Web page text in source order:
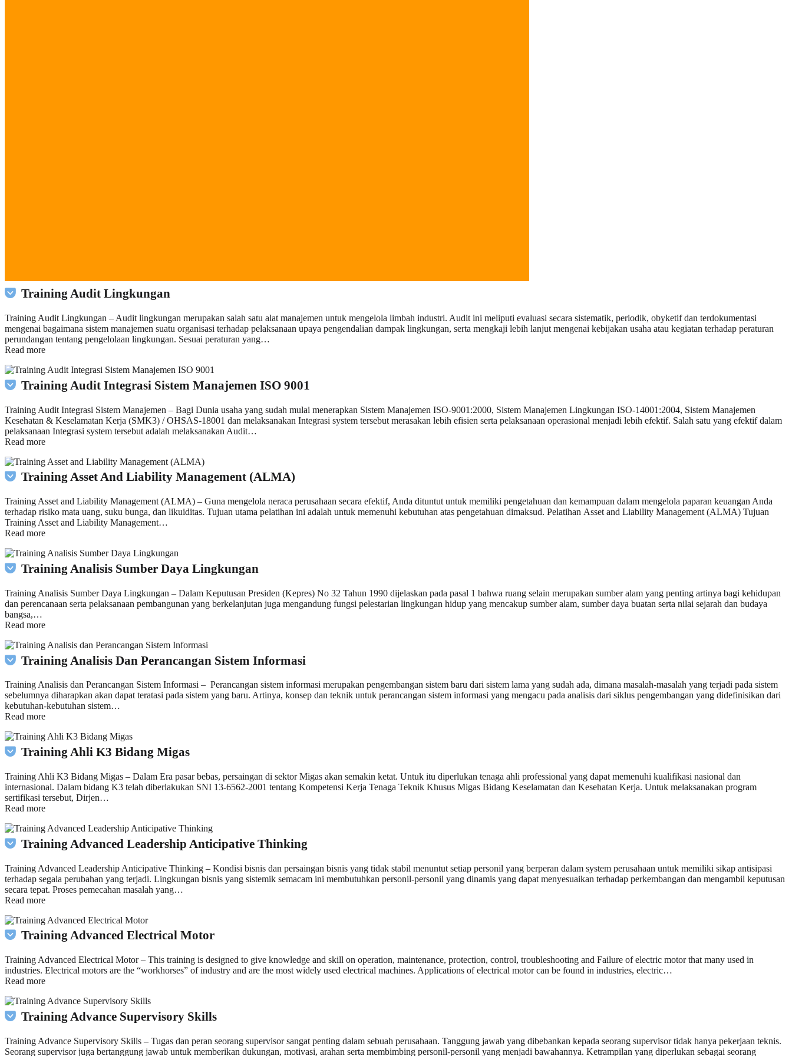
Training Audit Lingkungan
Training Audit Lingkungan – Audit lingkungan merupakan salah satu alat manajemen untuk mengelola limbah industri. Audit ini meliputi evaluasi secara sistematik, periodik, obyketif dan terdokumentasi
mengenai bagaimana sistem manajemen suatu organisasi terhadap pelaksanaan upaya pengendalian dampak lingkungan, serta mengkaji lebih lanjut mengenai kebijakan usaha atau kegiatan terhadap peraturan
perundangan tentang pengelolaan lingkungan. Sesuai peraturan yang…
Read more
Training Audit Integrasi Sistem Manajemen ISO 9001
Training Audit Integrasi Sistem Manajemen – Bagi Dunia usaha yang sudah mulai menerapkan Sistem Manajemen ISO-9001:2000, Sistem Manajemen Lingkungan ISO-14001:2004, Sistem Manajemen
Kesehatan & Keselamatan Kerja (SMK3) / OHSAS-18001 dan melaksanakan Integrasi system tersebut merasakan lebih efisien serta pelaksanaan operasional menjadi lebih efektif. Salah satu yang efektif dalam
pelaksanaan Integrasi system tersebut adalah melaksanakan Audit…
Read more
Training Asset And Liability Management (ALMA)
Training Asset and Liability Management (ALMA) – Guna mengelola neraca perusahaan secara efektif, Anda dituntut untuk memiliki pengetahuan dan kemampuan dalam mengelola paparan keuangan Anda
terhadap risiko mata uang, suku bunga, dan likuiditas. Tujuan utama pelatihan ini adalah untuk memenuhi kebutuhan atas pengetahuan dimaksud. Pelatihan Asset and Liability Management (ALMA) Tujuan
Training Asset and Liability Management…
Read more
Training Analisis Sumber Daya Lingkungan
Training Analisis Sumber Daya Lingkungan – Dalam Keputusan Presiden (Kepres) No 32 Tahun 1990 dijelaskan pada pasal 1 bahwa ruang selain merupakan sumber alam yang penting artinya bagi kehidupan
dan perencanaan serta pelaksanaan pembangunan yang berkelanjutan juga mengandung fungsi pelestarian lingkungan hidup yang mencakup sumber alam, sumber daya buatan serta nilai sejarah dan budaya
bangsa,…
Read more
Training Analisis Dan Perancangan Sistem Informasi
Training Analisis dan Perancangan Sistem Informasi – Perancangan sistem informasi merupakan pengembangan sistem baru dari sistem lama yang sudah ada, dimana masalah-masalah yang terjadi pada sistem
sebelumnya diharapkan akan dapat teratasi pada sistem yang baru. Artinya, konsep dan teknik untuk perancangan sistem informasi yang mengacu pada analisis dari siklus pengembangan yang didefinisikan dari
kebutuhan-kebutuhan sistem…
Read more
Training Ahli K3 Bidang Migas
Training Ahli K3 Bidang Migas – Dalam Era pasar bebas, persaingan di sektor Migas akan semakin ketat. Untuk itu diperlukan tenaga ahli professional yang dapat memenuhi kualifikasi nasional dan
internasional. Dalam bidang K3 telah diberlakukan SNI 13-6562-2001 tentang Kompetensi Kerja Tenaga Teknik Khusus Migas Bidang Keselamatan dan Kesehatan Kerja. Untuk melaksanakan program
sertifikasi tersebut, Dirjen…
Read more
Training Advanced Leadership Anticipative Thinking
Training Advanced Leadership Anticipative Thinking – Kondisi bisnis dan persaingan bisnis yang tidak stabil menuntut setiap personil yang berperan dalam system perusahaan untuk memiliki sikap antisipasi
terhadap segala perubahan yang terjadi. Lingkungan bisnis yang sistemik semacam ini membutuhkan personil-personil yang dinamis yang dapat menyesuaikan terhadap perkembangan dan mengambil keputusan
secara tepat. Proses pemecahan masalah yang…
Read more
Training Advanced Electrical Motor
Training Advanced Electrical Motor – This training is designed to give knowledge and skill on operation, maintenance, protection, control, troubleshooting and Failure of electric motor that many used in
industries. Electrical motors are the “workhorses” of industry and are the most widely used electrical machines. Applications of electrical motor can be found in industries, electric…
Read more
Training Advance Supervisory Skills
Training Advance Supervisory Skills – Tugas dan peran seorang supervisor sangat penting dalam sebuah perusahaan. Tanggung jawab yang dibebankan kepada seorang supervisor tidak hanya pekerjaan teknis.
Seorang supervisor juga bertanggung jawab untuk memberikan dukungan, motivasi, arahan serta membimbing personil-personil yang menjadi bawahannya. Ketrampilan yang diperlukan sebagai seorang